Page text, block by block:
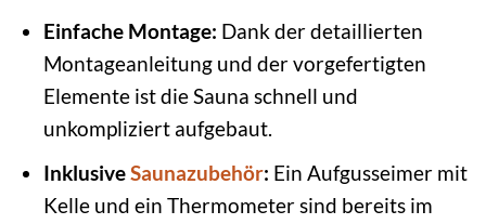
Einfache Montage: Dank der detaillierten
Montageanleitung und der vorgefertigten
Elemente ist die Sauna schnell und
unkompliziert aufgebaut.
InklusiveSaunazubehör: Ein Aufgusseimer mit
Kelle und ein Thermometer sind bereits im